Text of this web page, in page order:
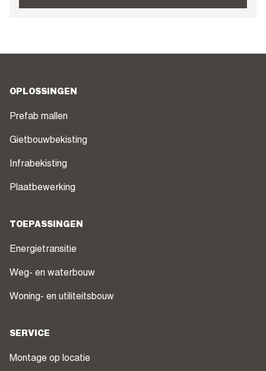
OPLOSSINGEN
Prefab mallen
Gietbouwbekisting
Infrabekisting
Plaatbewerking
TOEPASSINGEN
Energietransitie
Weg- en waterbouw
Woning- en utiliteitsbouw
SERVICE
Montage op locatie